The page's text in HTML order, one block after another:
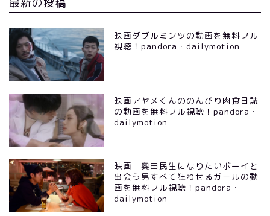
映画ダブルミンツの動画を無料フル
視聴！pandora・dailymotion
映画アヤメくんののんびり肉食日誌
の動画を無料フル視聴！pandora・
dailymotion
映画｜奥田民生になりたいボーイと
出会う男すべて狂わせるガールの動
画を無料フル視聴！pandora・
dailymotion